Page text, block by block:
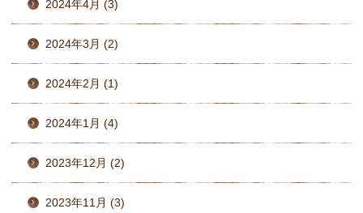
2024年4月 (3)
2024年3月 (2)
2024年2月 (1)
2024年1月 (4)
2023年12月 (2)
2023年11月 (3)